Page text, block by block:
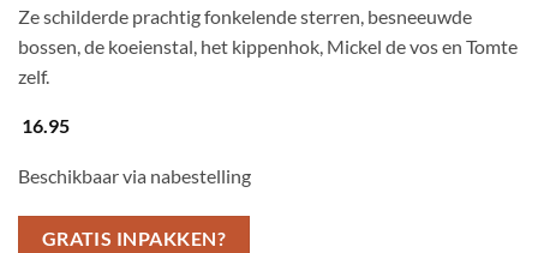
Ze schilderde prachtig fonkelende sterren, besneeuwde
bossen, de koeienstal, het kippenhok, Mickel de vos en Tomte
zelf.
16.95
Beschikbaar via nabestelling
GRATIS INPAKKEN?